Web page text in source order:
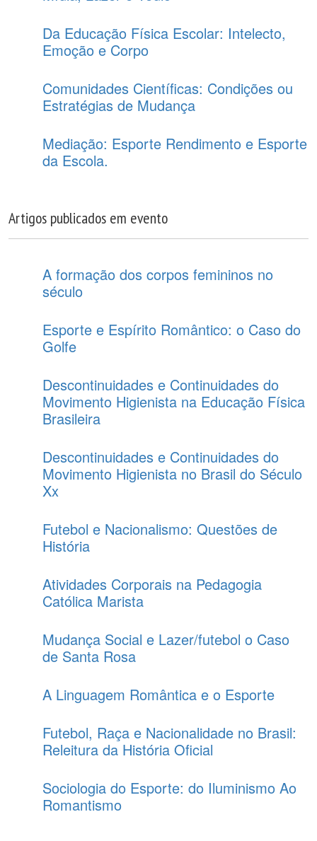
Da Educação Física Escolar: Intelecto,
Emoção e Corpo
Comunidades Científicas: Condições ou
Estratégias de Mudança
Mediação: Esporte Rendimento e Esporte
da Escola.
Artigos publicados em evento
A formação dos corpos femininos no
século
Esporte e Espírito Romântico: o Caso do
Golfe
Descontinuidades e Continuidades do
Movimento Higienista na Educação Física
Brasileira
Descontinuidades e Continuidades do
Movimento Higienista no Brasil do Século
Xx
Futebol e Nacionalismo: Questões de
História
Atividades Corporais na Pedagogia
Católica Marista
Mudança Social e Lazer/futebol o Caso
de Santa Rosa
A Linguagem Romântica e o Esporte
Futebol, Raça e Nacionalidade no Brasil:
Releitura da História Oficial
Sociologia do Esporte: do Iluminismo Ao
Romantismo